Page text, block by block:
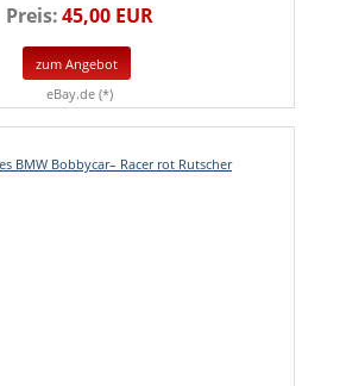
Preis:45,00 EUR
zum Angebot
eBay.de (*)